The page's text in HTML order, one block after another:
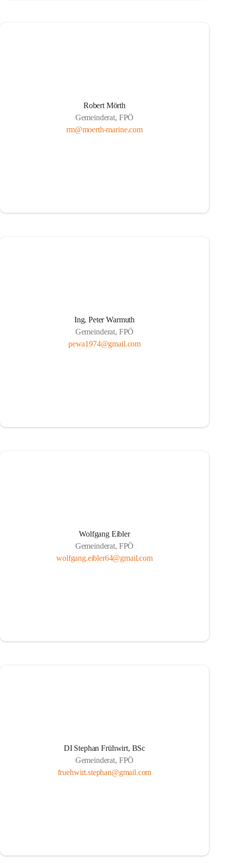
Robert Mörth
Gemeinderat, FPÖ
rm@moerth-marine.com
Ing. Peter Warmuth
Gemeinderat, FPÖ
pewa1974@gmail.com
Wolfgang Eibler
Gemeinderat, FPÖ
wolfgang.eibler64@gmail.com
DI Stephan Frühwirt, BSc
Gemeinderat, FPÖ
fruehwirt.stephan@gmail.com